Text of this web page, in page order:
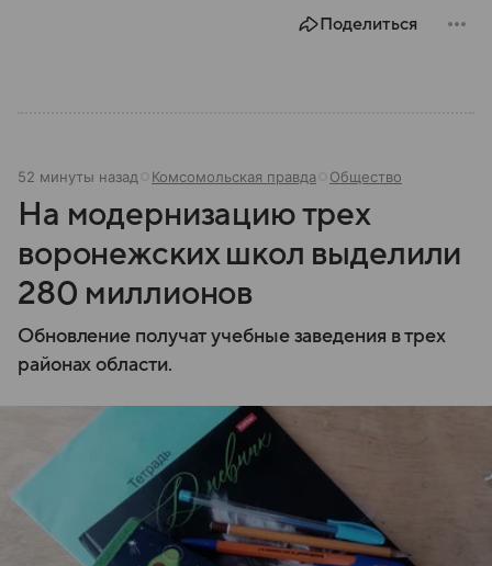
Поделиться
52 минуты назад Комсомольская правда Общество
На модернизацию трех
воронежских школ выделили
280 миллионов
Обновление получат учебные заведения в трех
районах области.